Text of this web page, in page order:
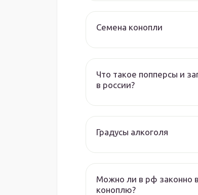
Семена конопли
Что такое попперсы и
в россии?
Градусы алкоголя
Можно ли в рф законно
коноплю?